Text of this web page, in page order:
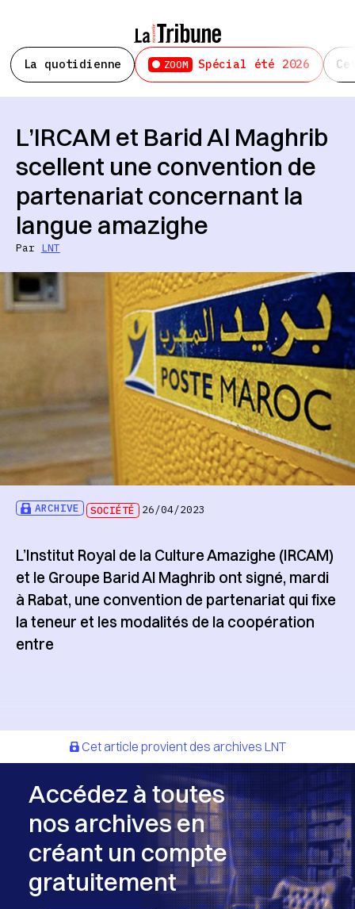
La quotidienne ZOOM Spécial été 2026
ARCHIVE SOCIÉTÉ 26/04/2023
L’IRCAM et Barid Al Maghrib
scellent une convention de
partenariat concernant la
langue amazighe
Par LNT
L’Institut Royal de la Culture Amazighe (IRCAM)
et le Groupe Barid Al Maghrib ont signé, mardi
à Rabat, une convention de partenariat qui fixe
la teneur et les modalités de la coopération
entre
Cet article provient des archives LNT
Accédez à toutes
nos archives en
créant un compte
gratuitement